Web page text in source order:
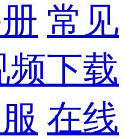
常见
频下载
在线